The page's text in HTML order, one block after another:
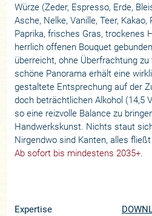
Würze (Zeder, Espresso, Erde,
Asche, Nelke, Vanille, Teer,
Paprika, frisches Gras, trockenes
herrlich offenen Bouquet
überreicht, ohne Überfrachtung
schöne Panorama erhält eine
gestaltete Entsprechung auf der
doch beträchtlichen Alkohol (14,5
so eine reizvolle Balance zu
Handwerkskunst. Nichts staut
Nirgendwo sind Kanten, alles
Ab sofort bis mindestens 2035+.
Expertise